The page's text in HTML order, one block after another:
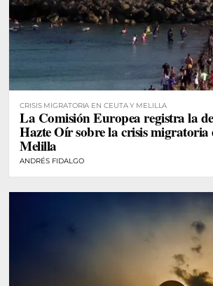
CRISIS MIGRATORIA EN CEUTA Y MELILLA
La Comisión Europea registra la
Hazte Oír sobre la crisis migratoria
Melilla
ANDRÉS FIDALGO